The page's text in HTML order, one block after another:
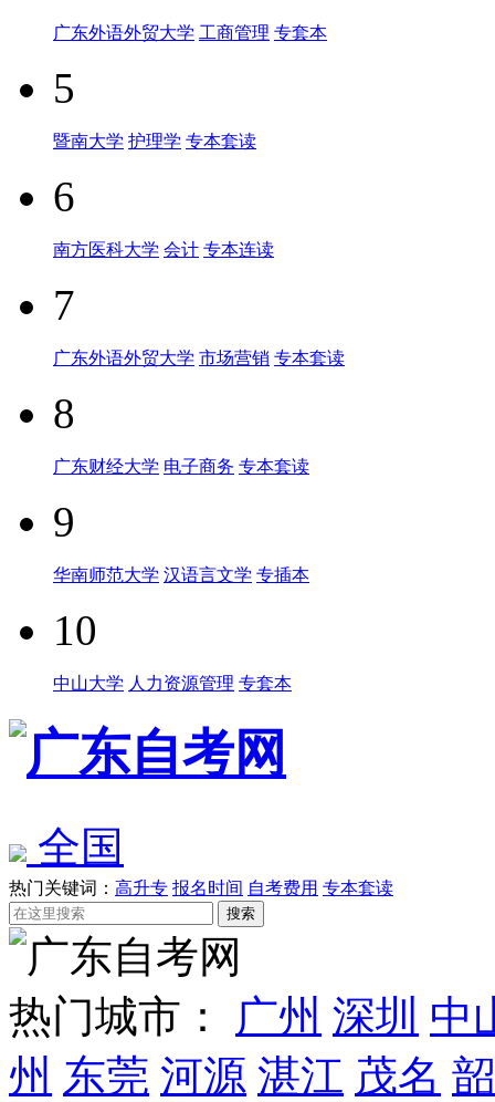
广东外语外贸大学 工商管理 专套本
5
暨南大学 护理学 专本套读
6
南方医科大学 会计 专本连读
7
广东外语外贸大学 市场营销 专本套读
8
广东财经大学 电子商务 专本套读
9
华南师范大学 汉语言文学 专插本
10
中山大学 人力资源管理 专套本
全国
热门关键词： 高升专 报名时间 自考费用 专本套读
热门城市： 广州 深圳 中
州 东莞 河源 湛江 茂名